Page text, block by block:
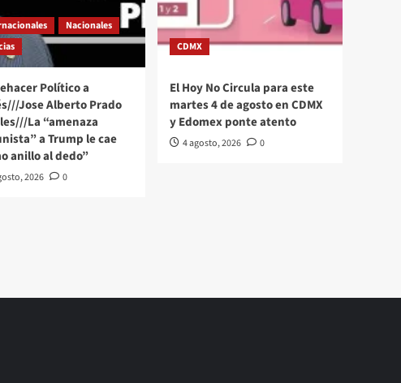
Nacionales
Político a
Jose Alberto Prado
La “amenaza
a Trump le cae
anillo al dedo”
2026 0
CDMX
El Hoy No Circula para este
martes 4 de agosto en CDMX
y Edomex ponte atento
4 agosto, 2026 0